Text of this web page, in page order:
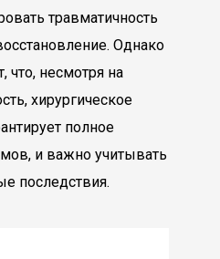
травматичность
Однако
что, несмотря на
хирургическое
полное
и важно учитывать
последствия.